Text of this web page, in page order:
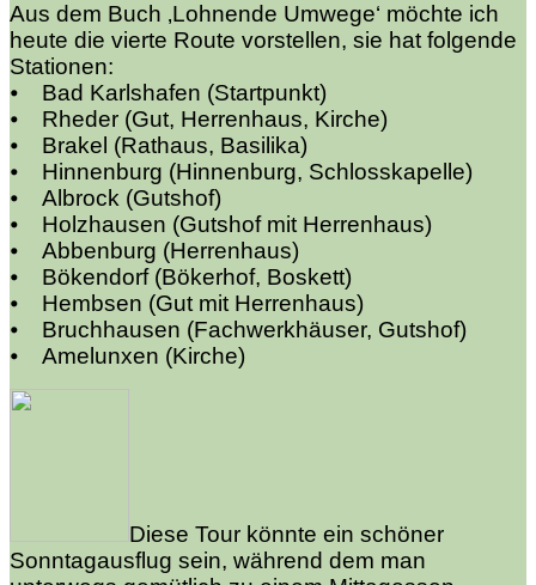
Aus dem Buch ‚Lohnende Umwege‘ möchte ich
heute die vierte Route vorstellen, sie hat folgende
Stationen:
⦁ Bad Karlshafen (Startpunkt)
⦁ Rheder (Gut, Herrenhaus, Kirche)
⦁ Brakel (Rathaus, Basilika)
⦁ Hinnenburg (Hinnenburg, Schlosskapelle)
⦁ Albrock (Gutshof)
⦁ Holzhausen (Gutshof mit Herrenhaus)
⦁ Abbenburg (Herrenhaus)
⦁ Bökendorf (Bökerhof, Boskett)
⦁ Hembsen (Gut mit Herrenhaus)
⦁ Bruchhausen (Fachwerkhäuser, Gutshof)
⦁ Amelunxen (Kirche)
Diese Tour könnte ein schöner
Sonntagausflug sein, während dem man